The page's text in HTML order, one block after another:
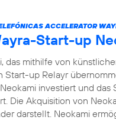
ACCELERATOR
Start-up
das mithilfe von
Start-up Relayr
investiert und
Die Akquisition von
darstellt. Neokami